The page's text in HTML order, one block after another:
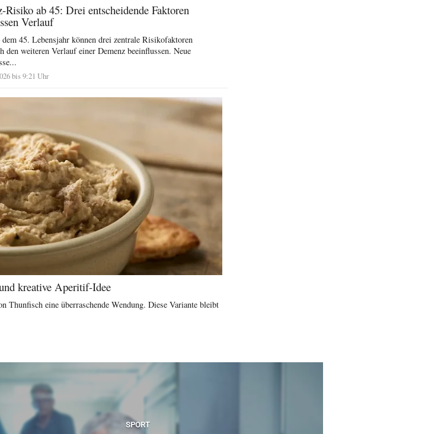
Risiko ab 45: Drei entscheidende Faktoren
Verlauf
45. Lebensjahr können drei zentrale Risikofaktoren
den weiteren Verlauf einer Demenz beeinflussen. Neue
bis 9:21 Uhr
kreative Aperitif-Idee
Thunfisch eine überraschende Wendung. Diese Variante bleibt
SPORT